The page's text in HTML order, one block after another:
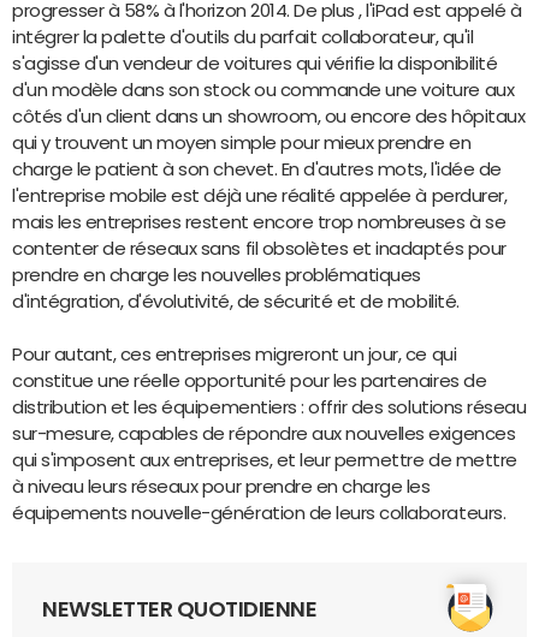
progresser à 58% à l'horizon 2014. De plus , l'iPad est appelé à
intégrer la palette d'outils du parfait collaborateur, qu'il
s'agisse d'un vendeur de voitures qui vérifie la disponibilité
d'un modèle dans son stock ou commande une voiture aux
côtés d'un client dans un showroom, ou encore des hôpitaux
qui y trouvent un moyen simple pour mieux prendre en
charge le patient à son chevet. En d'autres mots, l'idée de
l'entreprise mobile est déjà une réalité appelée à perdurer,
mais les entreprises restent encore trop nombreuses à se
contenter de réseaux sans fil obsolètes et inadaptés pour
prendre en charge les nouvelles problématiques
d'intégration, d'évolutivité, de sécurité et de mobilité.
Pour autant, ces entreprises migreront un jour, ce qui
constitue une réelle opportunité pour les partenaires de
distribution et les équipementiers : offrir des solutions réseau
sur-mesure, capables de répondre aux nouvelles exigences
qui s'imposent aux entreprises, et leur permettre de mettre
à niveau leurs réseaux pour prendre en charge les
équipements nouvelle-génération de leurs collaborateurs.
NEWSLETTER QUOTIDIENNE